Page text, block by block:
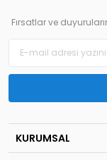
Fırsatlar ve
KURUMSAL